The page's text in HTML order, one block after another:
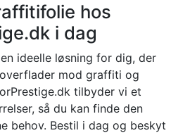
hos
i dag
ideelle løsning for dig, der
mod graffiti og
tilbyder vi et
så du kan finde den
behov. Bestil i dag og beskyt